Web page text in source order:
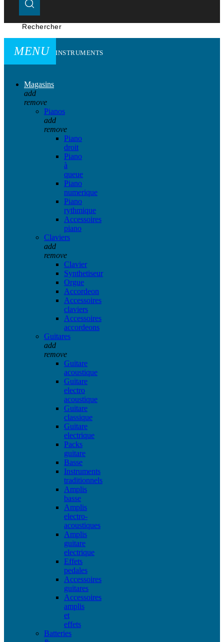
Rechercher
MENU INSTRUMENTS
Magasins
add
remove
Pianos
add
remove
Piano
droit
Piano
à
queue
Piano
numerique
Piano
rythmique
Accessoires
piano
Claviers
add
remove
Clavier
Synthetiseur
Orgue
Accordeon
Accessoires
claviers
Accessoires
accordeons
Guitares
add
remove
Guitare
acoustique
Guitare
electro
acoustique
Guitare
classique
Guitare
electrique
Packs
guitare
Basse
Instruments
traditionnels
Amplis
basse
Amplis
electro-
acoustiques
Amplis
guitare
electrique
Effets
pedales
Accessoires
guitares
Accessoires
amplis
et
effets
Batteries